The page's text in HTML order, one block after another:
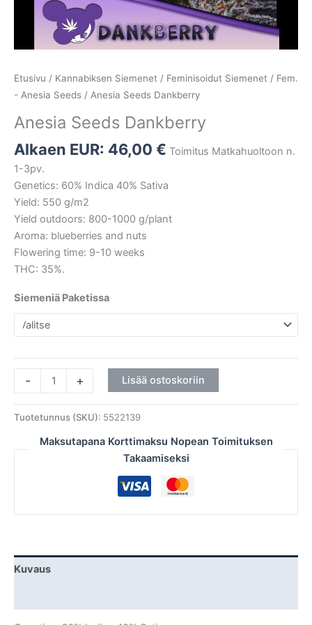
Etusivu / Kannabiksen Siemenet / Feminisoidut Siemenet / Fem.
- Anesia Seeds / Anesia Seeds Dankberry
Anesia Seeds Dankberry
Alkaen EUR: 46,00 € Toimitus Matkahuoltoon n.
1-3pv.
Genetics: 60% Indica 40% Sativa
Yield: 550 g/m2
Yield outdoors: 800-1000 g/plant
Aroma: blueberries and nuts
Flowering time: 9-10 weeks
THC: 35%.
Siemeniä Paketissa
- + Lisää ostoskoriin
Tuotetunnus (SKU): 5522139
Maksutapana Korttimaksu Nopean Toimituksen
Takaamiseksi
Kuvaus